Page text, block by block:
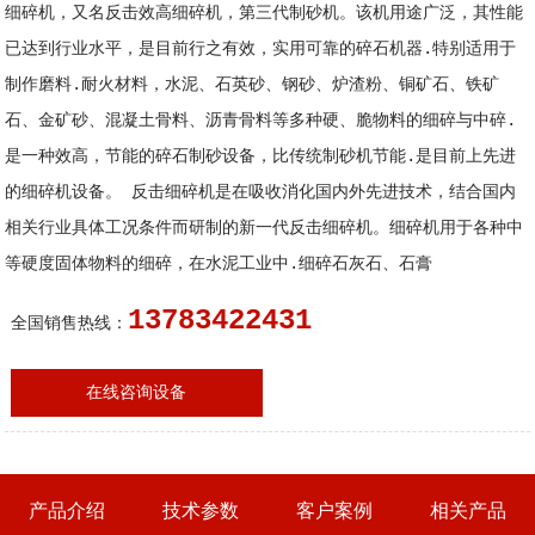
细碎机，又名反击效高细碎机，第三代制砂机。该机用途广泛，其性能
已达到行业水平，是目前行之有效，实用可靠的碎石机器.特别适用于
制作磨料.耐火材料，水泥、石英砂、钢砂、炉渣粉、铜矿石、铁矿
石、金矿砂、混凝土骨料、沥青骨料等多种硬、脆物料的细碎与中碎.
是一种效高，节能的碎石制砂设备，比传统制砂机节能.是目前上先进
的细碎机设备。 反击细碎机是在吸收消化国内外先进技术，结合国内
相关行业具体工况条件而研制的新一代反击细碎机。细碎机用于各种中
等硬度固体物料的细碎，在水泥工业中.细碎石灰石、石膏
全国销售热线： 13783422431
在线咨询设备
产品介绍 技术参数 客户案例 相关产品